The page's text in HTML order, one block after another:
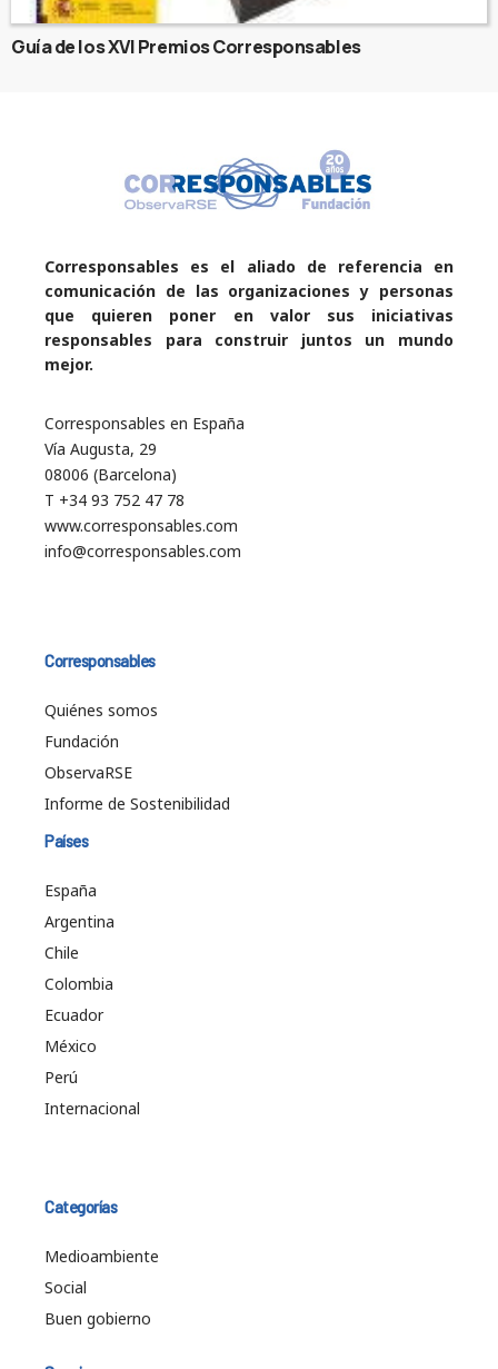
Guía de los XVI Premios Corresponsables
Corresponsables es el aliado de referencia en
comunicación de las organizaciones y personas
que quieren poner en valor sus iniciativas
responsables para construir juntos un mundo
mejor.
Corresponsables en España
Vía Augusta, 29
08006 (Barcelona)
T +34 93 752 47 78
www.corresponsables.com
info@corresponsables.com
Corresponsables
Quiénes somos
Fundación
ObservaRSE
Informe de Sostenibilidad
Países
España
Argentina
Chile
Colombia
Ecuador
México
Perú
Internacional
Categorías
Medioambiente
Social
Buen gobierno